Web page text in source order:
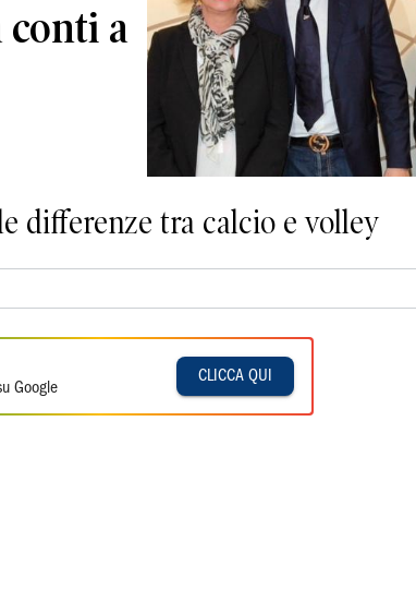
conti a
differenze tra calcio e volley
Google
CLICCA QUI